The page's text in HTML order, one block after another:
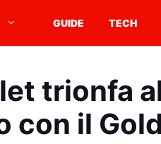
GUIDE TECH
trionfa
con il